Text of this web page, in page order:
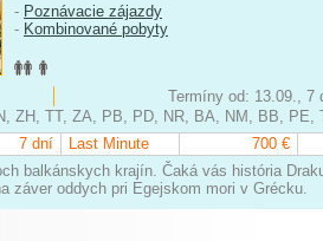
- Poznávacie zájazdy
- Kombinované pobyty
Termíny od: 13.09., 7
ZH, TT, ZA, PB, PD, NR, BA, NM, BB, PE,
7 dní Last Minute 700 €
balkánskych krajín. Čaká vás história
záver oddych pri Egejskom mori v Grécku.